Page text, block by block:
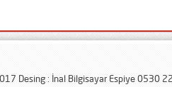
Desing : İnal Bilgisayar Espiye 0530